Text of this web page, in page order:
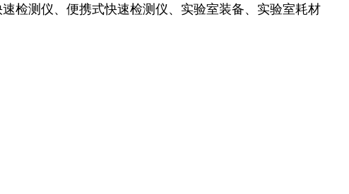
检测仪、便携式快速检测仪、实验室装备、实验室耗材